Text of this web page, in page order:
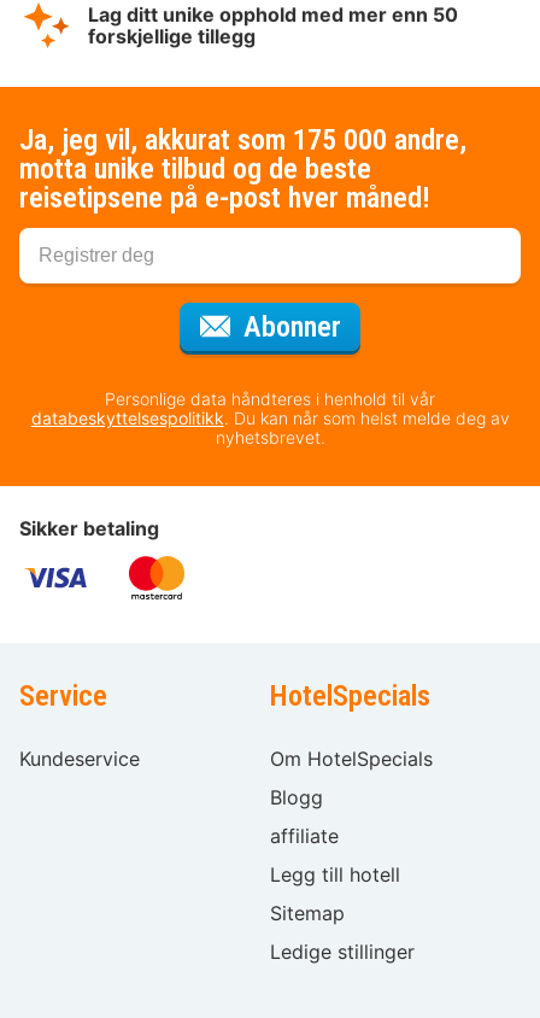
Lag ditt unike opphold med mer enn 50
forskjellige tillegg
Ja, jeg vil, akkurat som 175 000 andre,
motta unike tilbud og de beste
reisetipsene på e-post hver måned!
Abonner
Personlige data håndteres i henhold til vår
databeskyttelsespolitikk. Du kan når som helst melde deg av
nyhetsbrevet.
Sikker betaling
Service
Kundeservice
HotelSpecials
Om HotelSpecials
Blogg
affiliate
Legg till hotell
Sitemap
Ledige stillinger